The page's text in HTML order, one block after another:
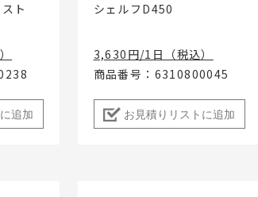
ト
追加
シェルフD450
3,630円/1日（税込）
商品番号：6310800045
お見積りリストに追加